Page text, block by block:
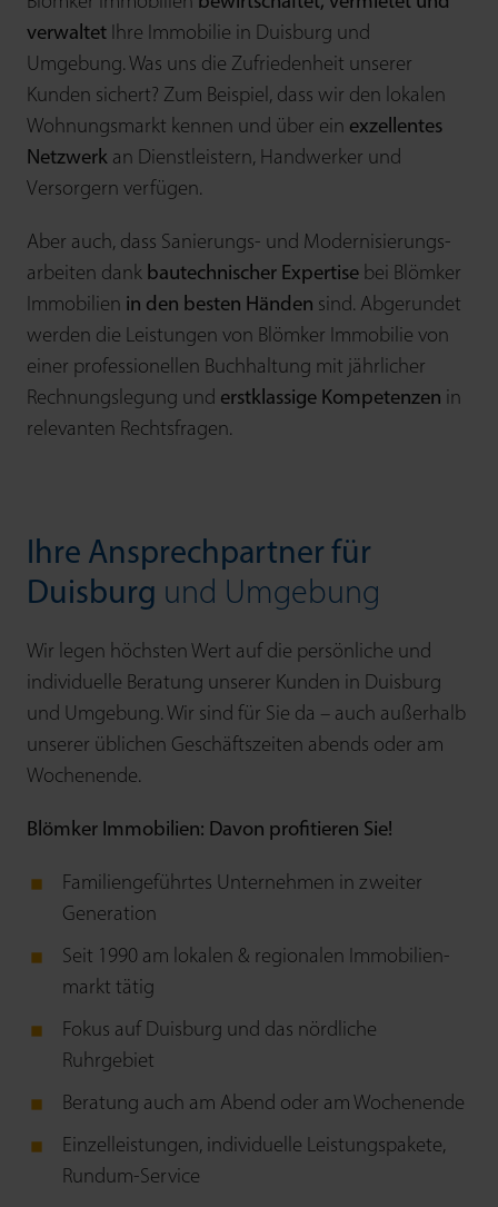
verwaltet Ihre Immobilie in Duisburg und
Umgebung. Was uns die Zufrieden­heit unserer
Kunden sichert? Zum Beispiel, dass wir den lokalen
Wohnungs­markt kennen und über ein exzellentes
Netzwerk an Dienst­leistern, Hand­werker und
Versorgern verfügen.
Aber auch, dass Sanierungs- und Modernisierungs­
arbeiten dank bau­technischer Expertise bei Blömker
Immobilien in den besten Händen sind. Abgerundet
werden die Leistungen von Blömker Immobilie von
einer professio­nellen Buch­haltung mit jähr­licher
Rechnungs­legung und erst­klassige Kompetenzen in
relevanten Rechtsfragen.
Ihre Ansprechpartner für
Duisburg und Umgebung
Wir legen höchsten Wert auf die persön­liche und
indivi­duelle Beratung unserer Kunden in Duisburg
und Umgebung. Wir sind für Sie da – auch außer­halb
unserer üblichen Geschäfts­zeiten abends oder am
Wochenende.
Blömker Immobilien: Davon profitieren Sie!
Familiengeführtes Unter­nehmen in zweiter
Generation
Seit 1990 am lokalen & regionalen Immobilien­
markt tätig
Fokus auf Duisburg und das nördliche
Ruhrgebiet
Beratung auch am Abend oder am Wochenende
Einzelleistungen, indivi­duelle Leistungs­pakete,
Rundum-Service